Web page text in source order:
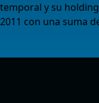
temporal y su
2011 con una suma